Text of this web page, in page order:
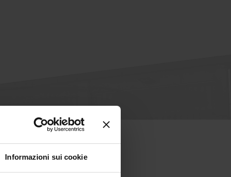
Informazioni sui cookie